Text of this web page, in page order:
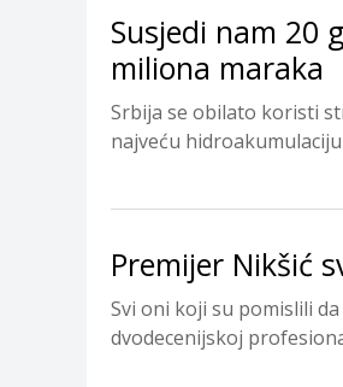
Susjedi nam 20
miliona maraka
Srbija se obilato koristi
najveću
Premijer Nikšić
Svi oni koji su pomislili
dvodecenijskoj